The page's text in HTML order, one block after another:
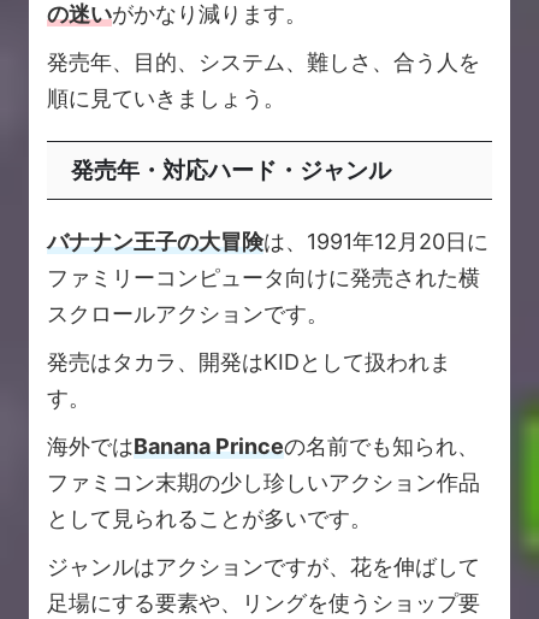
の迷いがかなり減ります。
発売年、目的、システム、難しさ、合う人を
順に見ていきましょう。
発売年・対応ハード・ジャンル
バナナン王子の大冒険は、1991年12月20日に
ファミリーコンピュータ向けに発売された横
スクロールアクションです。
発売はタカラ、開発はKIDとして扱われま
す。
海外ではBanana Princeの名前でも知られ、
ファミコン末期の少し珍しいアクション作品
として見られることが多いです。
ジャンルはアクションですが、花を伸ばして
足場にする要素や、リングを使うショップ要